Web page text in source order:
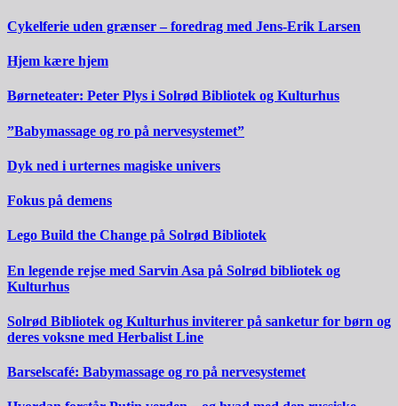
Cykelferie uden grænser – foredrag med Jens-Erik Larsen
Hjem kære hjem
Børneteater: Peter Plys i Solrød Bibliotek og Kulturhus
”Babymassage og ro på nervesystemet”
Dyk ned i urternes magiske univers
Fokus på demens
Lego Build the Change på Solrød Bibliotek
En legende rejse med Sarvin Asa på Solrød bibliotek og
Kulturhus
Solrød Bibliotek og Kulturhus inviterer på sanketur for børn og
deres voksne med Herbalist Line
Barselscafé: Babymassage og ro på nervesystemet